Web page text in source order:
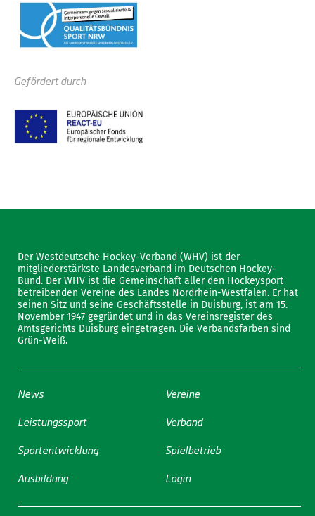
Gefördert durch
Der Westdeutsche Hockey-Verband (WHV) ist der
mitgliederstärkste Landesverband im Deutschen Hockey-
Bund. Der WHV ist die Gemeinschaft aller den Hockeysport
betreibenden Vereine des Landes Nordrhein-Westfalen. Er hat
seinen Sitz und seine Geschäftsstelle in Duisburg, ist am 15.
November 1947 gegründet und in das Vereinsregister des
Amtsgerichts Duisburg eingetragen. Die Verbandsfarben sind
Grün-Weiß.
News
Leistungssport
Sportentwicklung
Ausbildung
Vereine
Verband
Spielbetrieb
Login